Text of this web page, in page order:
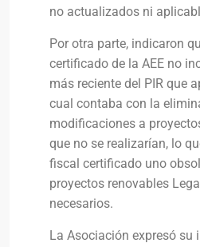
no actualizados ni
Por otra parte, indicaron
certificado de la AEE no
más reciente del PIR que
cual contaba con la
modificaciones a
que no se realizarían, lo
fiscal certificado uno
proyectos renovables
necesarios.
La Asociación expresó su